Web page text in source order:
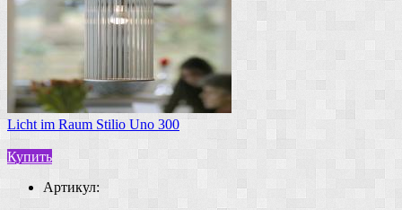
Licht im Raum Stilio Uno 300
Купить
Артикул: